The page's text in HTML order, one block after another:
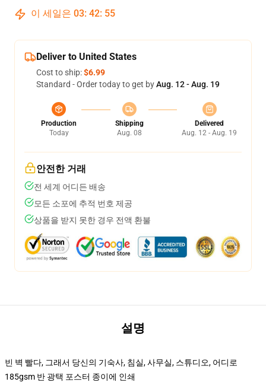
이 세일은 03: 42: 55
Deliver to United States
Cost to ship:$6.99
Standard - Order today to get byAug. 12 - Aug. 19
Production
Today
Shipping
Aug. 08
Delivered
Aug. 12 - Aug. 19
안전한 거래
전 세계 어디든 배송
모든 소포에 추적 번호 제공
상품을 받지 못한 경우 전액 환불
설명
빈 벽 빨다, 그래서 당신의 기숙사, 침실, 사무실, 스튜디오, 어디로
185gsm 반 광택 포스터 종이에 인쇄